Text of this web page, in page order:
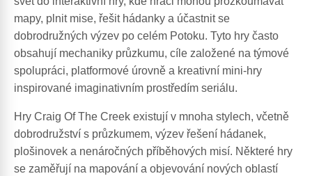
mapy, plnit mise, řešit hádanky a účastnit se
dobrodružných výzev po celém Potoku. Tyto hry často
obsahují mechaniky průzkumu, cíle založené na týmové
spolupráci, platformové úrovně a kreativní mini-hry
inspirované imaginativním prostředím seriálu.
Hry Craig Of The Creek existují v mnoha stylech, včetně
dobrodružství s průzkumem, výzev řešení hádanek,
plošinovek a nenáročných příběhových misí. Některé hry
se zaměřují na mapování a objevování nových oblastí